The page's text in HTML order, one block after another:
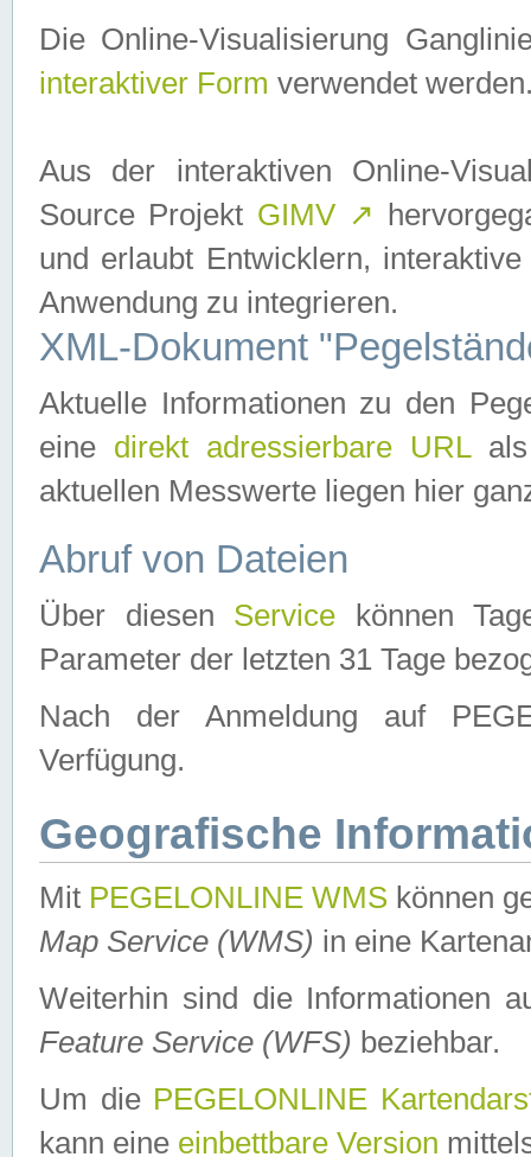
Die Online-Visualisierung
interaktiver Form verwendet
Aus der interaktiven Online-
Source Projekt GIMV ↗
und erlaubt Entwicklern,
Anwendung zu integrieren.
XML-Dokument
Aktuelle Informationen zu den
eine direkt adressierbare URLals
aktuellen Messwerte liegen hier
Abruf von Dateien
Über diesen Service können
Parameter der letzten 31 Tage
Nach der Anmeldung auf
Verfügung.
Geografische
Mit PEGELONLINE WMS können
Map Service (WMS) in eine
Weiterhin sind die Informationen
Feature Service (WFS) beziehbar.
Um die PEGELONLINE
kann eine einbettbare Version